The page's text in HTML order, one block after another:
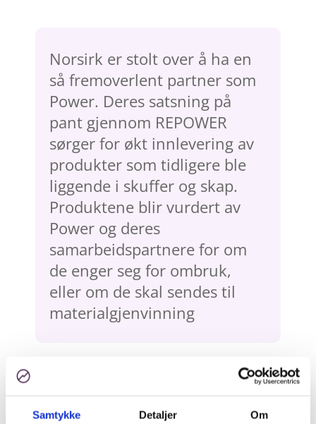
Samtykke Detaljer Om
Norsirk er stolt over å ha en
så fremoverlent partner som
Power. Deres satsning på
pant gjennom REPOWER
sørger for økt innlevering av
produkter som tidligere ble
liggende i skuffer og skap.
Produktene blir vurdert av
Power og deres
samarbeidspartnere for om
de enger seg for ombruk,
eller om de skal sendes til
materialgjenvinning